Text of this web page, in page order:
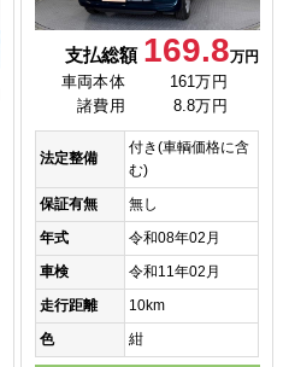
支払総額 169.8万円
車両本体
161万円
諸費用
8.8万円
法定整備
付き(車輌価格に含
む)
保証有無
無し
年式
令和08年02月
車検
令和11年02月
走行距離
10km
色
紺